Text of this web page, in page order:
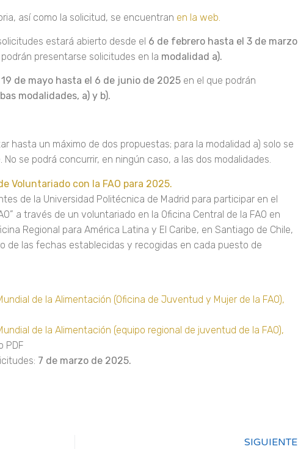
así como la solicitud, se encuentran en la web.
estará abierto desde el 6 de febrero hasta el 3 de marzo
presentarse solicitudes en la modalidad a).
19 de mayo hasta el 6 de junio de 2025 en el que podrán
modalidades, a) y b).
hasta un máximo de dos propuestas; para la modalidad a) solo se
se podrá concurrir, en ningún caso, a las dos modalidades.
Voluntariado con la FAO para 2025.
de la Universidad Politécnica de Madrid para participar en el
a través de un voluntariado en la Oficina Central de la FAO en
Regional para América Latina y El Caribe, en Santiago de Chile,
de las fechas establecidas y recogidas en cada puesto de
de la Alimentación (Oficina de Juventud y Mujer de la FAO),
de la Alimentación (equipo regional de juventud de la FAO),
7 de marzo de 2025.
SIGUIENTE